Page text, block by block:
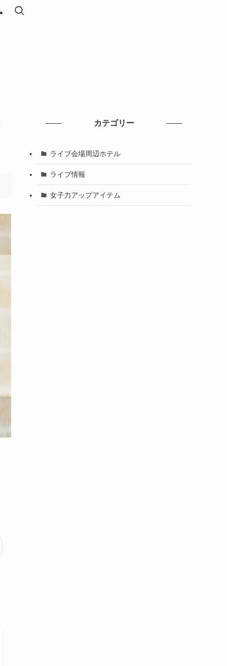
カテゴリー
ライブ会場周辺ホテル
ライブ情報
女子力アップアイテム